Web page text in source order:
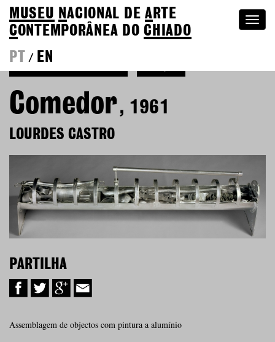
MUSEU NACIONAL DEA RTE
CONTEMPORÂNEA DOCHIADO
PT
/ EN
Comedor, 1961
LOURDES CASTRO
PARTILHA
Assemblagem de objectos com pintura a alumínio